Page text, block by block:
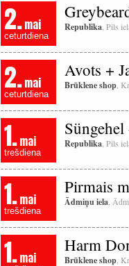
2.mai
ceturtdiena
Republika , Pils
2.mai
ceturtdiena
Avots +
Brūklene shop ,
1.mai
trešdiena
Republika , Pils
1.mai
trešdiena
Pirmais
Ādmiņu iela ,
1.mai
Harm
Brūklene shop ,